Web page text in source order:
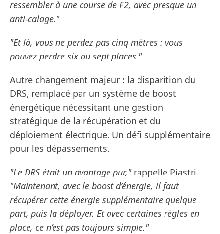
ressembler à une course de F2, avec presque un
anti-calage."
"Et là, vous ne perdez pas cinq mètres : vous
pouvez perdre six ou sept places."
Autre changement majeur : la disparition du
DRS, remplacé par un système de boost
énergétique nécessitant une gestion
stratégique de la récupération et du
déploiement électrique. Un défi supplémentaire
pour les dépassements.
"Le DRS était un avantage pur,"rappelle Piastri.
"Maintenant, avec le boost d’énergie, il faut
récupérer cette énergie supplémentaire quelque
part, puis la déployer. Et avec certaines règles en
place, ce n’est pas toujours simple."